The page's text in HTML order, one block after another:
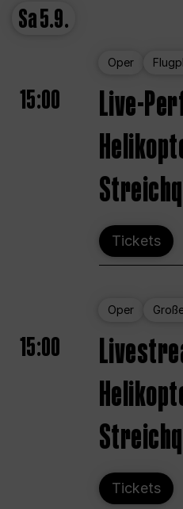
Sa5.9.
Oper
15:00
Live-
Tickets
Oper
15:00
Tickets